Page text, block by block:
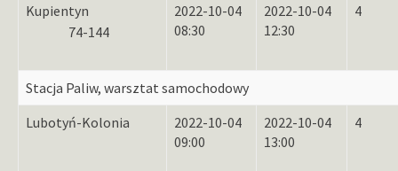
Kupientyn
74-144
2022-10-04
08:30
2022-10-04
12:30
4
Stacja Paliw, warsztat samochodowy
Lubotyń-Kolonia
2022-10-04
09:00
2022-10-04
13:00
4